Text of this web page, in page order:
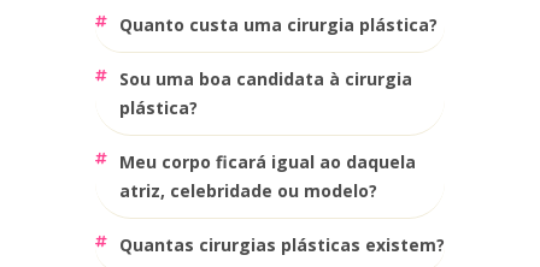
quanto custa uma cirurgia plástica?
sou uma boa candidata à cirurgia
plástica?
meu corpo ficará igual ao daquela
atriz, celebridade ou modelo?
quantas cirurgias plásticas existem?